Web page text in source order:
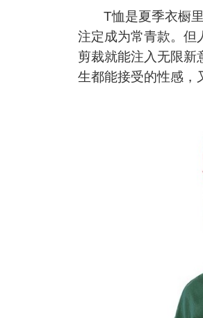
T恤是夏季衣橱里
注定成为常青款。但
剪裁就能注入无限新
生都能接受的性感，